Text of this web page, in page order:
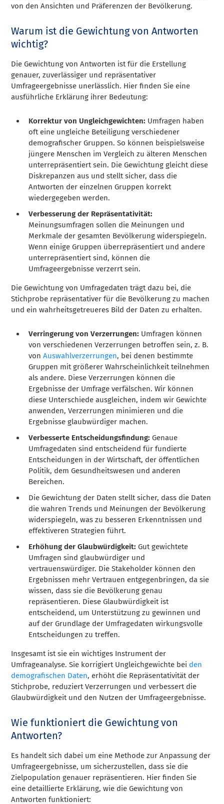
von den Ansichten und Präferenzen der Bevölkerung.
Warum ist die Gewichtung von Antworten
wichtig?
Die Gewichtung von Antworten ist für die Erstellung
genauer, zuverlässiger und repräsentativer
Umfrageergebnisse unerlässlich. Hier finden Sie eine
ausführliche Erklärung ihrer Bedeutung:
Korrektur von Ungleichgewichten: Umfragen haben
oft eine ungleiche Beteiligung verschiedener
demografischer Gruppen. So können beispielsweise
jüngere Menschen im Vergleich zu älteren Menschen
unterrepräsentiert sein. Die Gewichtung gleicht diese
Diskrepanzen aus und stellt sicher, dass die
Antworten der einzelnen Gruppen korrekt
wiedergegeben werden.
Verbesserung der Repräsentativität:
Meinungsumfragen sollen die Meinungen und
Merkmale der gesamten Bevölkerung widerspiegeln.
Wenn einige Gruppen überrepräsentiert und andere
unterrepräsentiert sind, können die
Umfrageergebnisse verzerrt sein.
Die Gewichtung von Umfragedaten trägt dazu bei, die
Stichprobe repräsentativer für die Bevölkerung zu machen
und ein wahrheitsgetreueres Bild der Daten zu erhalten.
Verringerung von Verzerrungen: Umfragen können
von verschiedenen Verzerrungen betroffen sein, z. B.
vonAuswahlverzerrungen, bei denen bestimmte
Gruppen mit größerer Wahrscheinlichkeit teilnehmen
als andere. Diese Verzerrungen können die
Ergebnisse der Umfrage verfälschen. Wir können
diese Unterschiede ausgleichen, indem wir Gewichte
anwenden, Verzerrungen minimieren und die
Ergebnisse glaubwürdiger machen.
Verbesserte Entscheidungsfindung: Genaue
Umfragedaten sind entscheidend für fundierte
Entscheidungen in der Wirtschaft, der öffentlichen
Politik, dem Gesundheitswesen und anderen
Bereichen.
Die Gewichtung der Daten stellt sicher, dass die Daten
die wahren Trends und Meinungen der Bevölkerung
widerspiegeln, was zu besseren Erkenntnissen und
effektiveren Strategien führt.
Erhöhung der Glaubwürdigkeit:Gut gewichtete
Umfragen sind glaubwürdiger und
vertrauenswürdiger. Die Stakeholder können den
Ergebnissen mehr Vertrauen entgegenbringen, da sie
wissen, dass sie die Bevölkerung genau
repräsentieren. Diese Glaubwürdigkeit ist
entscheidend, um Unterstützung zu gewinnen und
auf der Grundlage der Umfragedaten wirkungsvolle
Entscheidungen zu treffen.
Insgesamt ist sie ein wichtiges Instrument der
Umfrageanalyse. Sie korrigiert Ungleichgewichte bei den
demografischen Daten, erhöht die Repräsentativität der
Stichprobe, reduziert Verzerrungen und verbessert die
Glaubwürdigkeit und den Nutzen der Umfrageergebnisse.
Wie funktioniert die Gewichtung von
Antworten?
Es handelt sich dabei um eine Methode zur Anpassung der
Umfrageergebnisse, um sicherzustellen, dass sie die
Zielpopulation genauer repräsentieren. Hier finden Sie
eine detaillierte Erklärung, wie die Gewichtung von
Antworten funktioniert: